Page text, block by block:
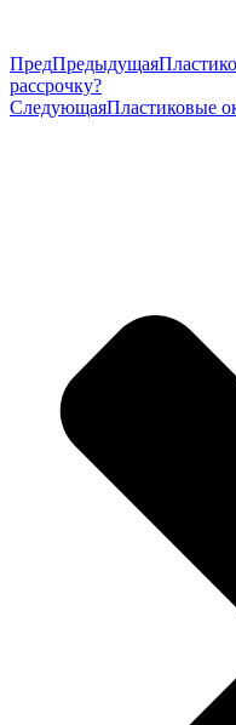
ПредПредыдущая
рассрочку?
СледующаяПластиковые